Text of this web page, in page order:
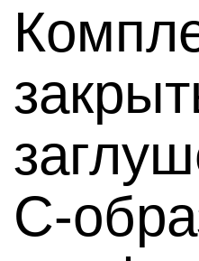
С-